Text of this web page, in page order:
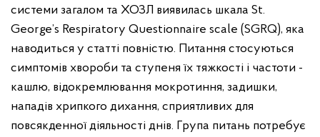
системи загалом та ХОЗЛ виявилась шкала St.
George’s Respiratory Questionnaire scale (SGRQ), яка
наводиться у статті повністю. Питання стосуються
симптомів хвороби та ступеня їх тяжкості і частоти -
кашлю, відокремлювання мокротиння, задишки,
нападів хрипкого дихання, сприятливих для
повсякденної діяльності днів. Група питань потребує